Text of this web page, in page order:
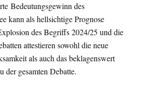
Bedeutungsgewinn des
kann als hellsichtige Prognose
des Begriffs 2024/25 und die
attestieren sowohl die neue
als auch das beklagenswert
der gesamten Debatte.